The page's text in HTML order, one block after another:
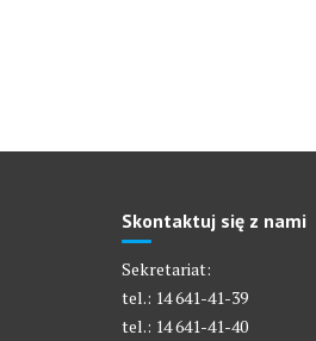
Skontaktuj się z nami
Sekretariat:
tel.: 14 641-41-39
tel.: 14 641-41-40